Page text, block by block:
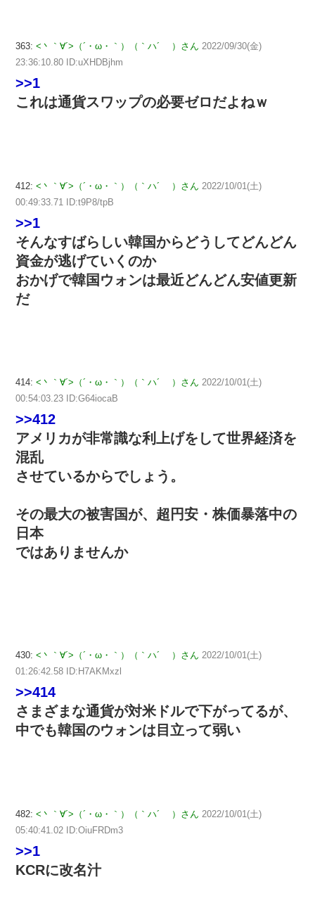
363: <丶｀∀´>（´・ω・｀）（｀ハ´ ）さん 2022/09/30(金)
23:36:10.80 ID:uXHDBjhm
>>1
これは通貨スワップの必要ゼロだよねｗ
412: <丶｀∀´>（´・ω・｀）（｀ハ´ ）さん 2022/10/01(土)
00:49:33.71 ID:t9P8/tpB
>>1
そんなすばらしい韓国からどうしてどんどん
資金が逃げていくのか
おかげで韓国ウォンは最近どんどん安値更新
だ
414: <丶｀∀´>（´・ω・｀）（｀ハ´ ）さん 2022/10/01(土)
00:54:03.23 ID:G64iocaB
>>412
アメリカが非常識な利上げをして世界経済を
混乱
させているからでしょう。
その最大の被害国が、超円安・株価暴落中の
日本
ではありませんか
430: <丶｀∀´>（´・ω・｀）（｀ハ´ ）さん 2022/10/01(土)
01:26:42.58 ID:H7AKMxzl
>>414
さまざまな通貨が対米ドルで下がってるが、
中でも韓国のウォンは目立って弱い
482: <丶｀∀´>（´・ω・｀）（｀ハ´ ）さん 2022/10/01(土)
05:40:41.02 ID:OiuFRDm3
>>1
KCRに改名汁